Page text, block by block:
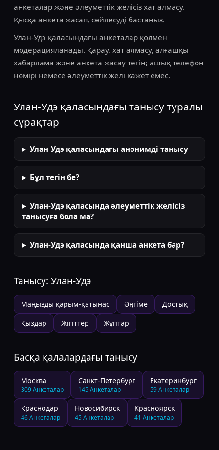
анкеталар және әлеуметтік желісіз хат алмасу.
Қысқа анкета жасап, сөйлесуді бастаңыз.
Улан-Удэ қаласындағы анкеталар қолмен
модерацияланады. Қарау, хат алмасу, алғашқы
хабарлама және анкета жасау тегін; ашық телефон
нөмірі немесе әлеуметтік желі қажет емес.
Улан-Удэ қаласындағы танысу туралы
сұрақтар
Улан-Удэ қаласындағы анонимді танысу
Бұл тегін бе?
Улан-Удэ қаласында әлеуметтік желісіз
танысуға бола ма?
Улан-Удэ қаласында қанша анкета бар?
Танысу: Улан-Удэ
Маңызды қарым-қатынас Әңгіме Достық
Қыздар Жігіттер Жұптар
Басқа қалалардағы танысу
Москва
309Анкеталар
Санкт-Петербург
145 Анкеталар
Екатеринбург
59Анкеталар
Краснодар
46Анкеталар
Новосибирск
45 Анкеталар
Красноярск
41 Анкеталар